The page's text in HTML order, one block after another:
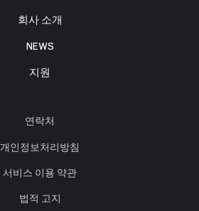
회사 소개
NEWS
지원
연락처
개인정보처리방침
서비스 이용 약관
법적 고지